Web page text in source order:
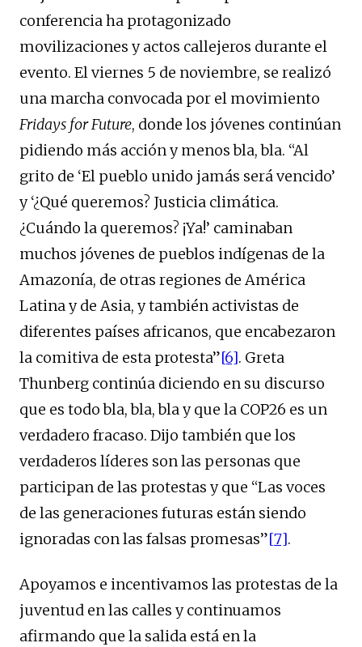
conferencia ha protagonizado
movilizaciones y actos callejeros durante el
evento. El viernes 5 de noviembre, se realizó
una marcha convocada por el movimiento
Fridays for Future, donde los jóvenes continúan
pidiendo más acción y menos bla, bla. “Al
grito de ‘El pueblo unido jamás será vencido’
y ‘¿Qué queremos? Justicia climática.
¿Cuándo la queremos? ¡Ya!’ caminaban
muchos jóvenes de pueblos indígenas de la
Amazonía, de otras regiones de América
Latina y de Asia, y también activistas de
diferentes países africanos, que encabezaron
la comitiva de esta protesta”[6]. Greta
Thunberg continúa diciendo en su discurso
que es todo bla, bla, bla y que la COP26 es un
verdadero fracaso. Dijo también que los
verdaderos líderes son las personas que
participan de las protestas y que “Las voces
de las generaciones futuras están siendo
ignoradas con las falsas promesas”[7].
Apoyamos e incentivamos las protestas de la
juventud en las calles y continuamos
afirmando que la salida está en la